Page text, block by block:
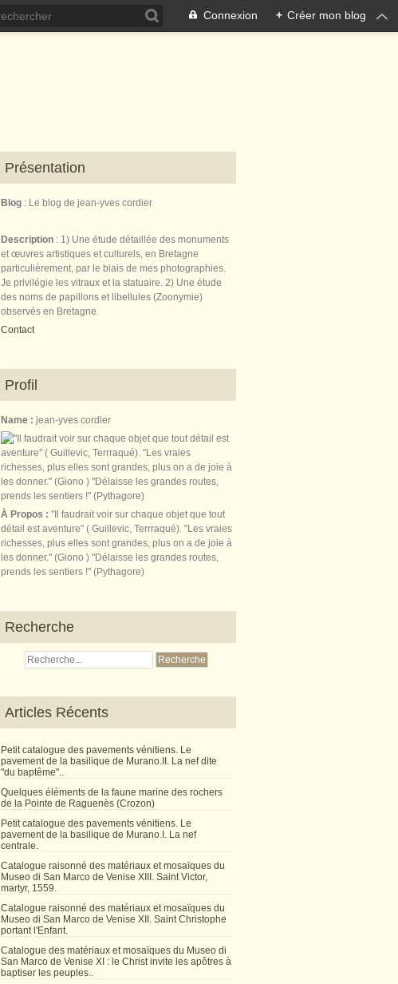
Connexion + Créer mon blog
Présentation
Blog : Le blog de jean-yves cordier
Description : 1) Une étude détaillée des monuments
et œuvres artistiques et culturels, en Bretagne
particulièrement, par le biais de mes photographies.
Je privilégie les vitraux et la statuaire. 2) Une étude
des noms de papillons et libellules (Zoonymie)
observés en Bretagne.
Contact
Profil
Name : jean-yves cordier
À Propos : "Il faudrait voir sur chaque objet que tout
détail est aventure" ( Guillevic, Terrraqué). "Les vraies
richesses, plus elles sont grandes, plus on a de joie à
les donner." (Giono ) "Délaisse les grandes routes,
prends les sentiers !" (Pythagore)
Recherche
Articles Récents
Petit catalogue des pavements vénitiens. Le
pavement de la basilique de Murano.II. La nef dite
"du baptême"..
Quelques éléments de la faune marine des rochers
de la Pointe de Raguenès (Crozon)
Petit catalogue des pavements vénitiens. Le
pavement de la basilique de Murano.I. La nef
centrale.
Catalogue raisonné des matériaux et mosaïques du
Museo di San Marco de Venise XIII. Saint Victor,
martyr, 1559.
Catalogue raisonné des matériaux et mosaïques du
Museo di San Marco de Venise XII. Saint Christophe
portant l'Enfant.
Catalogue des matériaux et mosaïques du Museo di
San Marco de Venise XI : le Christ invite les apôtres à
baptiser les peuples..